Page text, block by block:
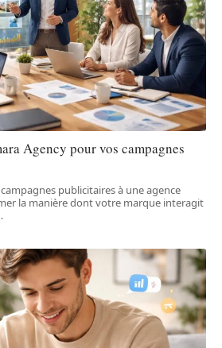
Agency pour vos campagnes
publicitaires à une agence
la manière dont votre marque interagit